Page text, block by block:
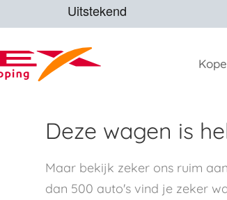
Deze wagen is
Maar bekijk zeker ons ruim
dan 500 auto's vind je zeker